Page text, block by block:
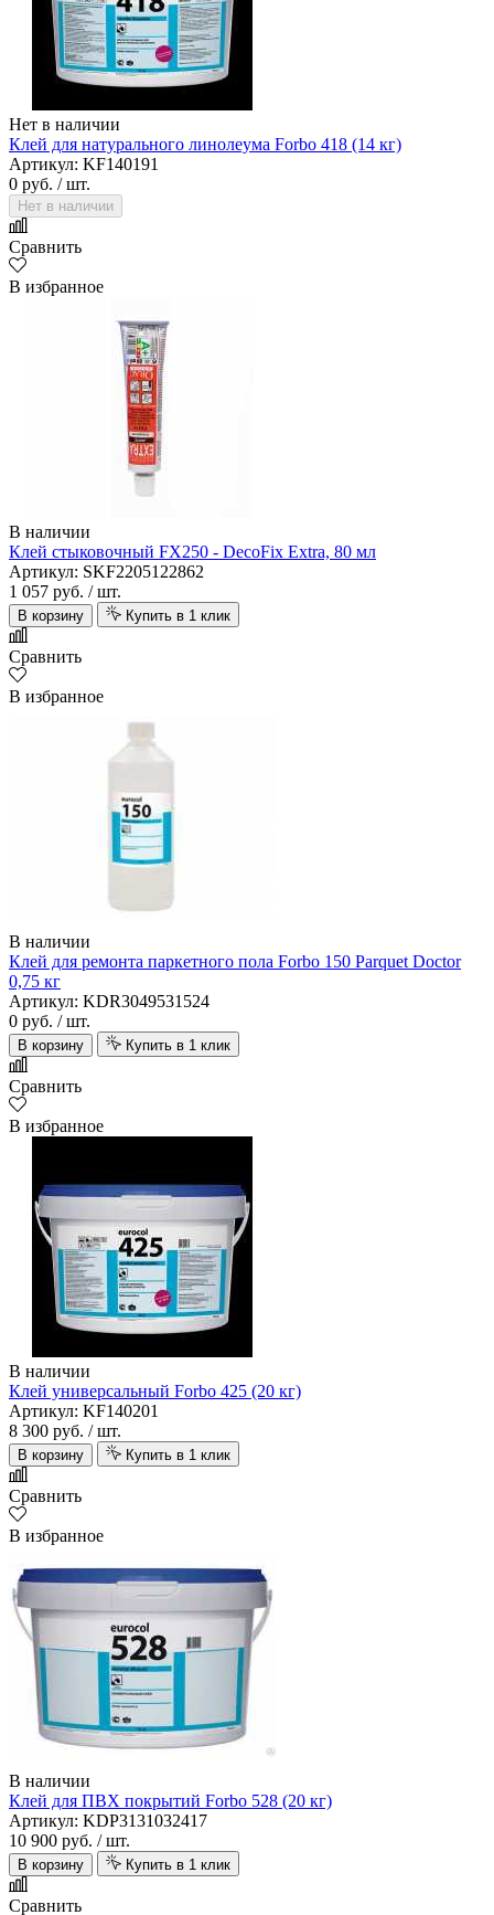
Нет в наличии
Клей для натурального линолеума Forbo 418 (14 кг)
Артикул: KF140191
0 руб. / шт.
Нет в наличии
Сравнить
В избранное
В наличии
Клей стыковочный FX250 - DecoFix Extra, 80 мл
Артикул: SKF2205122862
1 057 руб. / шт.
В корзину Купить в 1 клик
Сравнить
В избранное
В наличии
Клей для ремонта паркетного пола Forbo 150 Parquet Doctor
0,75 кг
Артикул: KDR3049531524
0 руб. / шт.
В корзину Купить в 1 клик
Сравнить
В избранное
В наличии
Клей универсальный Forbo 425 (20 кг)
Артикул: KF140201
8 300 руб. / шт.
В корзину Купить в 1 клик
Сравнить
В избранное
В наличии
Клей для ПВХ покрытий Forbo 528 (20 кг)
Артикул: KDP3131032417
10 900 руб. / шт.
В корзину Купить в 1 клик
Сравнить